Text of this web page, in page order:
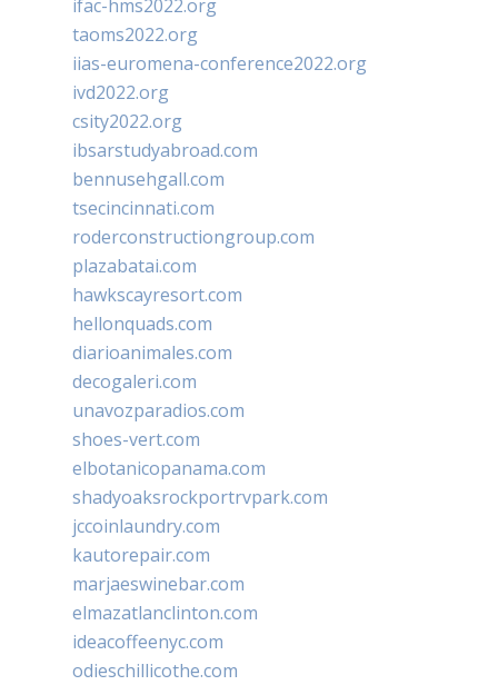
ifac-hms2022.org
taoms2022.org
iias-euromena-conference2022.org
ivd2022.org
csity2022.org
ibsarstudyabroad.com
bennusehgall.com
tsecincinnati.com
roderconstructiongroup.com
plazabatai.com
hawkscayresort.com
hellonquads.com
diarioanimales.com
decogaleri.com
unavozparadios.com
shoes-vert.com
elbotanicopanama.com
shadyoaksrockportrvpark.com
jccoinlaundry.com
kautorepair.com
marjaeswinebar.com
elmazatlanclinton.com
ideacoffeenyc.com
odieschillicothe.com